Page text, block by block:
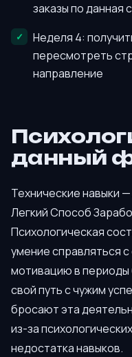
заказы по данная
Неделя 4:
пересмотреть
направление
данный
Технические навыки
Легкий Способ
Психологическая
умение справляться
мотивацию в периоды
свой путь с чужим
бросают эта
из-за
недостатка навыков.